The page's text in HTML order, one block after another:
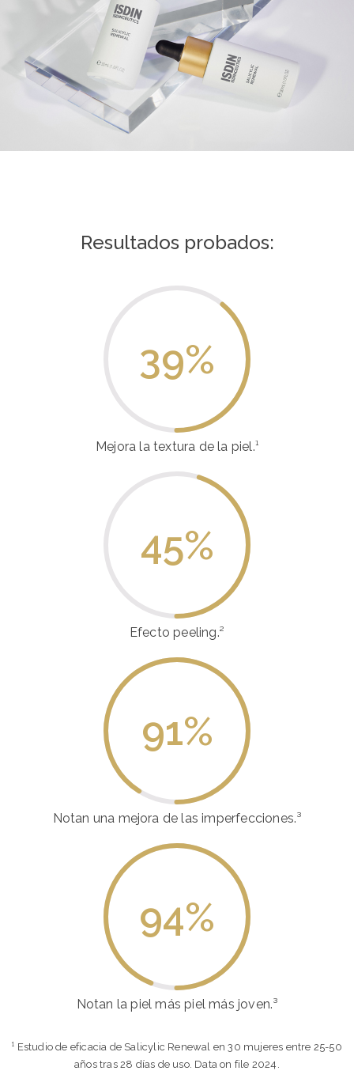
Resultados probados:
39%
Mejora la textura de la piel.¹
45%
Efecto peeling.²
91%
Notan una mejora de las imperfecciones.³
94%
Notan la piel más piel más joven.³
¹ Estudio de eficacia de Salicylic Renewal en 30 mujeres entre 25-50
años tras 28 días de uso. Data on file 2024.